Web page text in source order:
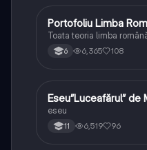
Limba și literatura română
Portofoliu Limba
Toata teoria limba
6 6,365 108
Limba și literatura română
Eseu”Luceafărul”
eseu
11 6,519 96